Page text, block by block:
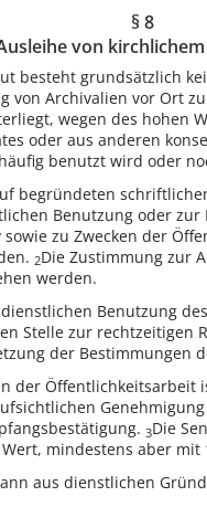
§ 8
von
besteht grundsätzlich
von Archivalien vor Ort
wegen des hohen
oder aus anderen
benutzt wird oder
begründeten
Benutzung oder
zu Zwecken der
2Die Zustimmung zur
werden.
Benutzung
Stelle zur rechtzeitigen
der Bestimmungen
der
3Die
mindestens aber mit
aus dienstlichen